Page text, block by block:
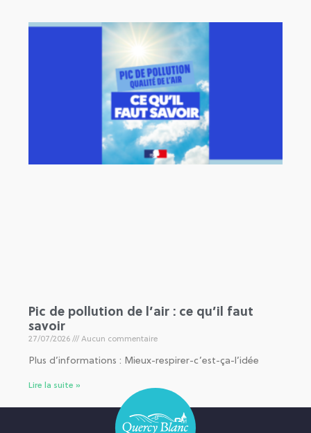
Pic de pollution de l’air : ce qu’il faut
savoir
27/07/2026 Aucun commentaire
Plus d’informations : Mieux-respirer-c’est-ça-l’idée
Lire la suite »